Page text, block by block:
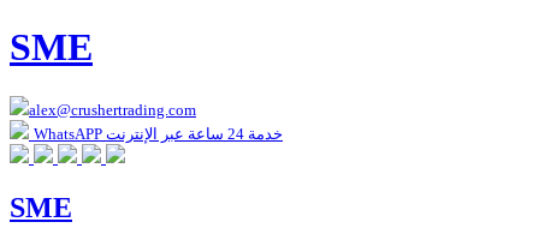
SME
alex@crushertrading.com
WhatsAPP خدمة 24 ساعة عبر الإنترنت
SME